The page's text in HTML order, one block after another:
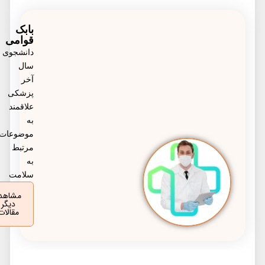
بابک
قوامی
دانشجوی
پزشکی
علاقمند
موضوعات
مرتبط
سلامت
مشاهده
مقالات